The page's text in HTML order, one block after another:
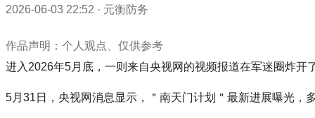
2026-06-03 22:52 · 元衡防务
作品声明：个人观点、仅供参考
进入2026年5月底，一则来自央视网的视频报道在军迷圈炸开
5月31日，央视网消息显示，＂南天门计划＂最新进展曝光，